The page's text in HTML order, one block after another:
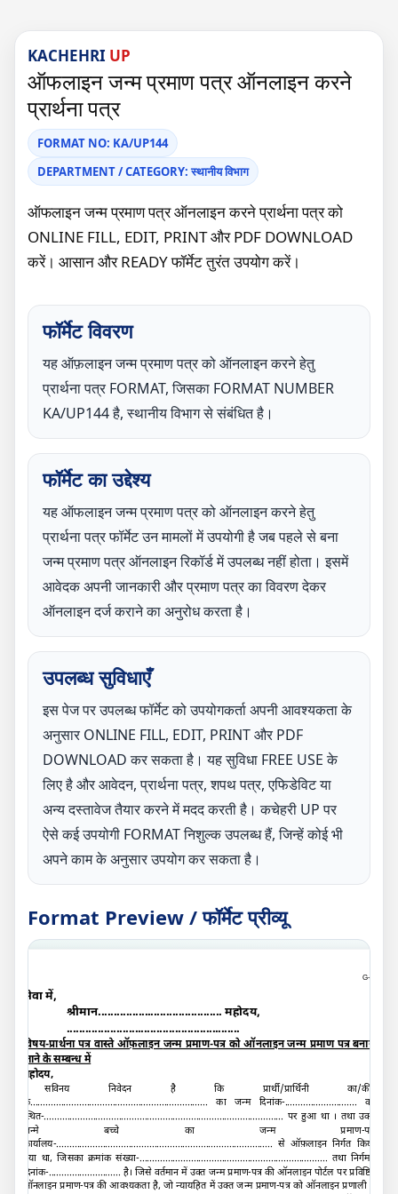
KACHEHRI UP
ऑफलाइन जन्म प्रमाण पत्र ऑनलाइन करने
प्रार्थना पत्र
FORMAT NO: KA/UP144
DEPARTMENT / CATEGORY: स्थानीय विभाग
ऑफलाइन जन्म प्रमाण पत्र ऑनलाइन करने प्रार्थना पत्र को
ONLINE FILL, EDIT, PRINT और PDF DOWNLOAD
करें। आसान और READY फॉर्मेट तुरंत उपयोग करें।
फॉर्मेट विवरण
यह ऑफ़लाइन जन्म प्रमाण पत्र को ऑनलाइन करने हेतु
प्रार्थना पत्र FORMAT, जिसका FORMAT NUMBER
KA/UP144 है, स्थानीय विभाग से संबंधित है।
फॉर्मेट का उद्देश्य
यह ऑफलाइन जन्म प्रमाण पत्र को ऑनलाइन करने हेतु
प्रार्थना पत्र फॉर्मेट उन मामलों में उपयोगी है जब पहले से बना
जन्म प्रमाण पत्र ऑनलाइन रिकॉर्ड में उपलब्ध नहीं होता। इसमें
आवेदक अपनी जानकारी और प्रमाण पत्र का विवरण देकर
ऑनलाइन दर्ज कराने का अनुरोध करता है।
उपलब्ध सुविधाएँ
इस पेज पर उपलब्ध फॉर्मेट को उपयोगकर्ता अपनी आवश्यकता के
अनुसार ONLINE FILL, EDIT, PRINT और PDF
DOWNLOAD कर सकता है। यह सुविधा FREE USE के
लिए है और आवेदन, प्रार्थना पत्र, शपथ पत्र, एफिडेविट या
अन्य दस्तावेज तैयार करने में मदद करती है। कचेहरी UP पर
ऐसे कई उपयोगी FORMAT निशुल्क उपलब्ध हैं, जिन्हें कोई भी
अपने काम के अनुसार उपयोग कर सकता है।
Format Preview / फॉर्मेट प्रीव्यू
G-A
सेवा में,
श्रीमान........................................ महोदय,
........................................................
विषय-प्रार्थना पत्र वास्ते ऑफ़लाइनजन्म प्रमाण-पत्र को ऑनलाइन जन्म प्रमाण पत्र बनाये
जाने के सम्बन्ध में
महोदय,
सविनय निवेदन है कि प्रार्थी/प्रार्थिनी का/की/
के..................................................................... का जन्म दिनांक-............................ को
स्थित-............................................................................................. पर हुआ था । तथा उक्त
जन्मे बच्चे का जन्म प्रमाण-पत्र
कार्यालय-.................................................................................... से ऑफ़लाइन निर्गत किया
गया था,जिसका क्रमांक संख्या-......................................................................... तथा निर्गमन
दिनांक-............................ है। जिसे वर्तमान में उक्त जन्म प्रमाण-पत्र की ऑनलाइन पोर्टल पर प्रविष्टि/
ऑनलाइन प्रमाण-पत्र की आवश्यकता है, जो न्यायहित में उक्त जन्म प्रमाण-पत्र को ऑनलाइन प्रणाली में